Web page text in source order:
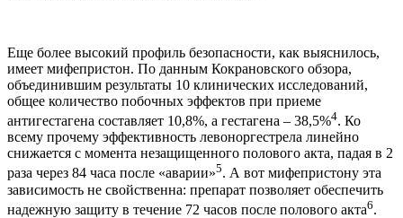
Еще более высокий профиль безопасности, как выяснилось,
имеет мифепристон. По данным Кокрановского обзора,
объединившим результаты 10 клинических исследований,
общее количество побочных эффектов при приеме
антигестагена составляет 10,8%, а гестагена – 38,5%4. Ко
всему прочему эффективность левоноргестрела линейно
снижается с момента незащищенного полового акта, падая в 2
раза через 84 часа после «аварии»5. А вот мифепристону эта
зависимость не свойственна: препарат позволяет обеспечить
надежную защиту в течение 72 часов после полового акта6.